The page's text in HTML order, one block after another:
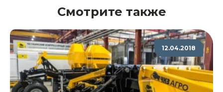
Смотрите также
12.04.2018